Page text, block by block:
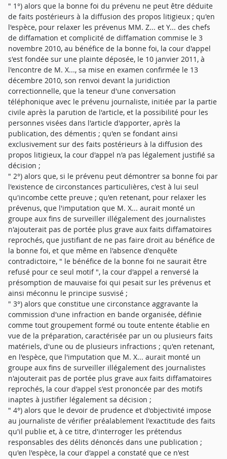
" 1°) alors que la bonne foi du prévenu ne peut être déduite
de faits postérieurs à la diffusion des propos litigieux ; qu'en
l'espèce, pour relaxer les prévenus MM. Z... et Y... des chefs
de diffamation et complicité de diffamation commise le 3
novembre 2010, au bénéfice de la bonne foi, la cour d'appel
s'est fondée sur une plainte déposée, le 10 janvier 2011, à
l'encontre de M. X..., sa mise en examen confirmée le 13
décembre 2010, son renvoi devant la juridiction
correctionnelle, que la teneur d'une conversation
téléphonique avec le prévenu journaliste, initiée par la partie
civile après la parution de l'article, et la possibilité pour les
personnes visées dans l'article d'apporter, après la
publication, des démentis ; qu'en se fondant ainsi
exclusivement sur des faits postérieurs à la diffusion des
propos litigieux, la cour d'appel n'a pas légalement justifié sa
décision ;
" 2°) alors que, si le prévenu peut démontrer sa bonne foi par
l'existence de circonstances particulières, c'est à lui seul
qu'incombe cette preuve ; qu'en retenant, pour relaxer les
prévenus, que l'imputation que M. X... aurait monté un
groupe aux fins de surveiller illégalement des journalistes
n'ajouterait pas de portée plus grave aux faits diffamatoires
reprochés, que justifiant de ne pas faire droit au bénéfice de
la bonne foi, et que même en l'absence d'enquête
contradictoire, " le bénéfice de la bonne foi ne saurait être
refusé pour ce seul motif ", la cour d'appel a renversé la
présomption de mauvaise foi qui pesait sur les prévenus et
ainsi méconnu le principe susvisé ;
" 3°) alors que constitue une circonstance aggravante la
commission d'une infraction en bande organisée, définie
comme tout groupement formé ou toute entente établie en
vue de la préparation, caractérisée par un ou plusieurs faits
matériels, d'une ou de plusieurs infractions ; qu'en retenant,
en l'espèce, que l'imputation que M. X... aurait monté un
groupe aux fins de surveiller illégalement des journalistes
n'ajouterait pas de portée plus grave aux faits diffamatoires
reprochés, la cour d'appel s'est prononcée par des motifs
inaptes à justifier légalement sa décision ;
" 4°) alors que le devoir de prudence et d'objectivité impose
au journaliste de vérifier préalablement l'exactitude des faits
qu'il publie et, à ce titre, d'interroger les prétendus
responsables des délits dénoncés dans une publication ;
qu'en l'espèce, la cour d'appel a constaté que ce n'est